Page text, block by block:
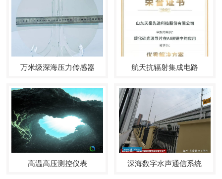
万米级深海压力传感器 航天抗辐射集成电路
高温高压测控仪表 深海数字水声通信系统